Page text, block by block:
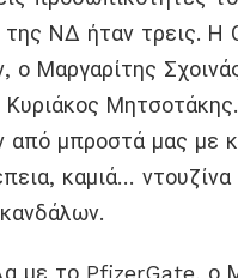
της ΝΔ ήταν τρεις. Η
ο Μαργαρίτης
από μπροστά μας με
καμιά…
με το PfizerGate, ο